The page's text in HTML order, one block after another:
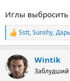
Иглы выбросить
Р
е
к
ц
и
Sstt,Sunshy,
Wintik
Заблудший